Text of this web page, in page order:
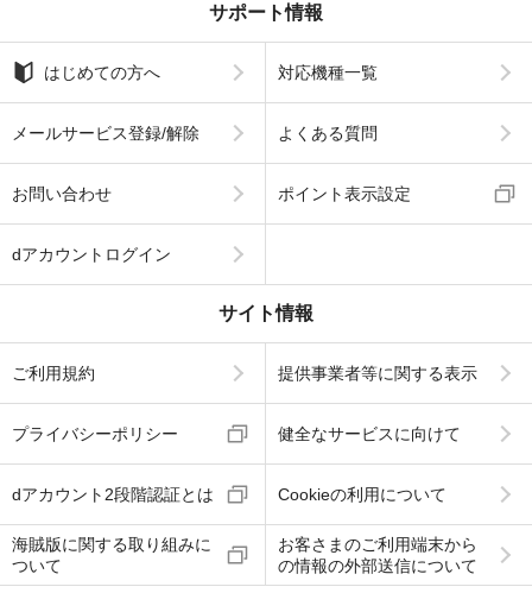
サポート情報
はじめての方へ 対応機種一覧
メールサービス登録/解除 よくある質問
お問い合わせ ポイント表示設定
dアカウントログイン
サイト情報
ご利用規約 提供事業者等に関する表示
プライバシーポリシー 健全なサービスに向けて
dアカウント2段階認証とは Cookieの利用について
海賊版に関する取り組みに
ついて
お客さまのご利用端末から
の情報の外部送信について